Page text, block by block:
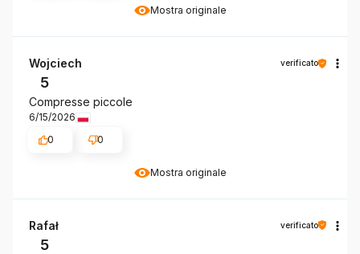
Mostra originale
Mostra originale
Wojciech verificato
5
Compresse piccole
6/15/2026
0
0
Rafał verificato
5